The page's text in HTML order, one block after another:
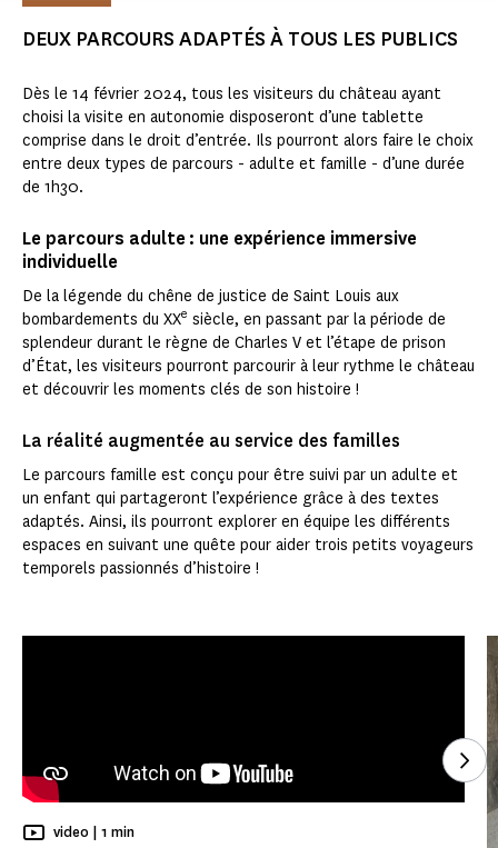
DEUX PARCOURS ADAPTÉS À TOUS LES PUBLICS
Dès le 14 février 2024, tous les visiteurs du château ayant
choisi la visite en autonomie disposeront d’une tablette
comprise dans le droit d’entrée. Ils pourront alors faire le choix
entre deux types de parcours - adulte et famille - d’une durée
de 1h30.
Le parcours adulte : une expérience immersive
individuelle
De la légende du chêne de justice de Saint Louis aux
bombardements du XXe siècle, en passant par la période de
splendeur durant le règne de Charles V et l’étape de prison
d’État, les visiteurs pourront parcourir à leur rythme le château
et découvrir les moments clés de son histoire !
La réalité augmentée au service des familles
Le parcours famille est conçu pour être suivi par un adulte et
un enfant qui partageront l’expérience grâce à des textes
adaptés. Ainsi, ils pourront explorer en équipe les différents
espaces en suivant une quête pour aider trois petits voyageurs
temporels passionnés d’histoire !
video | Temps de Lecture
1 min